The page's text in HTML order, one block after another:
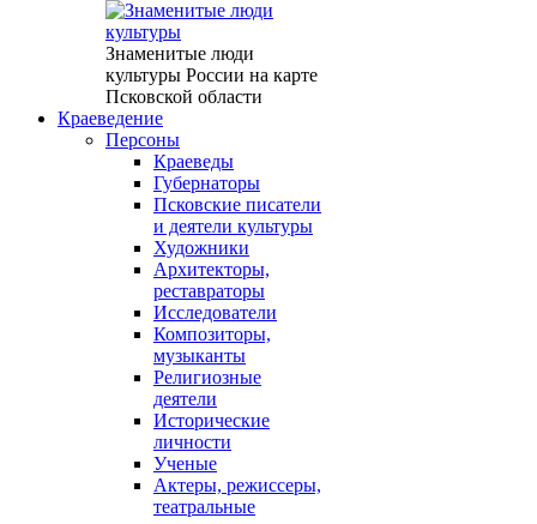
Знаменитые люди
культуры России на карте
Псковской области
Краеведение
Персоны
Краеведы
Губернаторы
Псковские писатели
и деятели культуры
Художники
Архитекторы,
реставраторы
Исследователи
Композиторы,
музыканты
Религиозные
деятели
Исторические
личности
Ученые
Актеры, режиссеры,
театральные